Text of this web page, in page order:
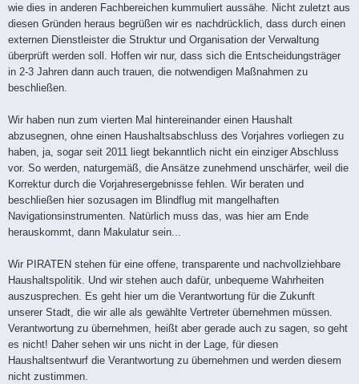
wie dies in anderen Fachbereichen kummuliert aussähe. Nicht zuletzt aus
diesen Gründen heraus begrüßen wir es nachdrücklich, dass durch einen
externen Dienstleister die Struktur und Organisation der Verwaltung
überprüft werden soll. Hoffen wir nur, dass sich die Entscheidungsträger
in 2-3 Jahren dann auch trauen, die notwendigen Maßnahmen zu
beschließen.
Wir haben nun zum vierten Mal hintereinander einen Haushalt
abzusegnen, ohne einen Haushaltsabschluss des Vorjahres vorliegen zu
haben, ja, sogar seit 2011 liegt bekanntlich nicht ein einziger Abschluss
vor. So werden, naturgemäß, die Ansätze zunehmend unschärfer, weil die
Korrektur durch die Vorjahresergebnisse fehlen. Wir beraten und
beschließen hier sozusagen im Blindflug mit mangelhaften
Navigationsinstrumenten. Natürlich muss das, was hier am Ende
herauskommt, dann Makulatur sein...
Wir PIRATEN stehen für eine offene, transparente und nachvollziehbare
Haushaltspolitik. Und wir stehen auch dafür, unbequeme Wahrheiten
auszusprechen. Es geht hier um die Verantwortung für die Zukunft
unserer Stadt, die wir alle als gewählte Vertreter übernehmen müssen.
Verantwortung zu übernehmen, heißt aber gerade auch zu sagen, so geht
es nicht! Daher sehen wir uns nicht in der Lage, für diesen
Haushaltsentwurf die Verantwortung zu übernehmen und werden diesem
nicht zustimmen.